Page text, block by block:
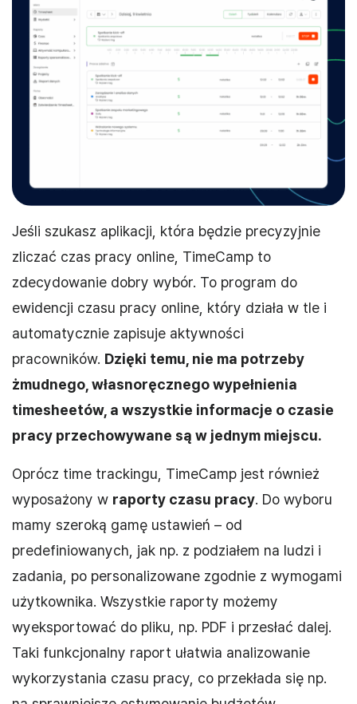
Jeśli szukasz aplikacji, która będzie precyzyjnie
zliczać czas pracy online, TimeCamp to
zdecydowanie dobry wybór. To program do
ewidencji czasu pracy online, który działa w tle i
automatycznie zapisuje aktywności
pracowników. Dzięki temu, nie ma potrzeby
żmudnego, własnoręcznego wypełnienia
timesheetów, a wszystkie informacje o czasie
pracy przechowywane są w jednym miejscu.
Oprócz time trackingu, TimeCamp jest również
wyposażony w raporty czasu pracy. Do wyboru
mamy szeroką gamę ustawień – od
predefiniowanych, jak np. z podziałem na ludzi i
zadania, po personalizowane zgodnie z wymogami
użytkownika. Wszystkie raporty możemy
wyeksportować do pliku, np. PDF i przesłać dalej.
Taki funkcjonalny raport ułatwia analizowanie
wykorzystania czasu pracy, co przekłada się np.